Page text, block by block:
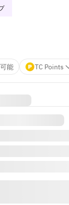
能 TC Points